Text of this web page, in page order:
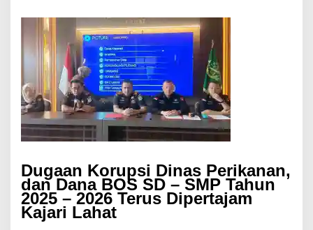
Dugaan Korupsi Dinas Perikanan,
dan Dana BOS SD – SMP Tahun
2025 – 2026 Terus Dipertajam
Kajari Lahat